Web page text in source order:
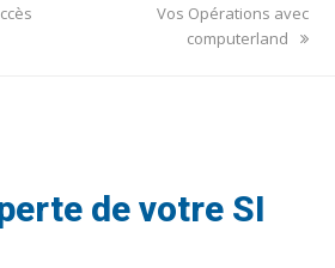
Vos Opérations avec
computerland
de votre SI